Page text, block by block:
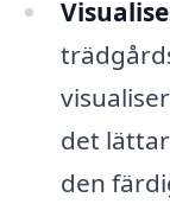
det
den